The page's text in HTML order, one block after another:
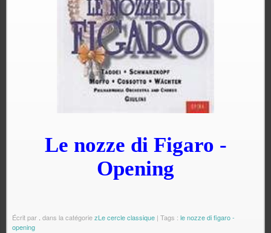
Le nozze di Figaro -
Opening
Écrit par dans la catégoriezLe cercle classique | Tags : le nozze di figaro -
opening